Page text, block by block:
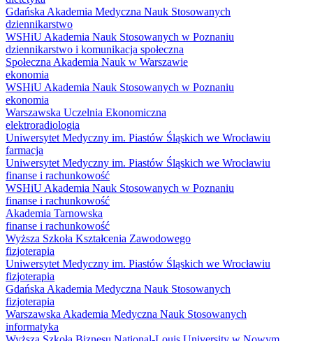
Gdańska Akademia Medyczna Nauk Stosowanych
dziennikarstwo
WSHiU Akademia Nauk Stosowanych w Poznaniu
dziennikarstwo i komunikacja społeczna
Społeczna Akademia Nauk w Warszawie
ekonomia
WSHiU Akademia Nauk Stosowanych w Poznaniu
ekonomia
Warszawska Uczelnia Ekonomiczna
elektroradiologia
Uniwersytet Medyczny im. Piastów Śląskich we Wrocławiu
farmacja
Uniwersytet Medyczny im. Piastów Śląskich we Wrocławiu
finanse i rachunkowość
WSHiU Akademia Nauk Stosowanych w Poznaniu
finanse i rachunkowość
Akademia Tarnowska
finanse i rachunkowość
Wyższa Szkoła Kształcenia Zawodowego
fizjoterapia
Uniwersytet Medyczny im. Piastów Śląskich we Wrocławiu
fizjoterapia
Gdańska Akademia Medyczna Nauk Stosowanych
fizjoterapia
Warszawska Akademia Medyczna Nauk Stosowanych
informatyka